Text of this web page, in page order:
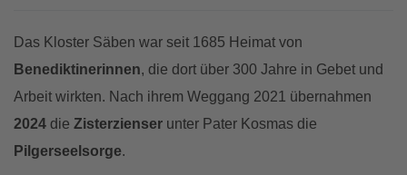
Das Kloster Säben war seit 1685 Heimat von
Benediktinerinnen, die dort über 300 Jahre in Gebet und
Arbeit wirkten. Nach ihrem Weggang 2021 übernahmen
2024 die Zisterzienser unter Pater Kosmas die
Pilgerseelsorge.